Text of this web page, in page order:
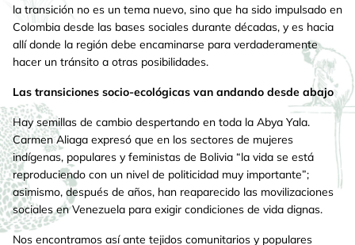
la transición no es un tema nuevo, sino que ha sido impulsado en
Colombia desde las bases sociales durante décadas, y es hacia
allí donde la región debe encaminarse para verdaderamente
hacer un tránsito a otras posibilidades.
Las transiciones socio-ecológicas van andando desde abajo
Hay semillas de cambio despertando en toda la Abya Yala.
Carmen Aliaga expresó que en los sectores de mujeres
indígenas, populares y feministas de Bolivia “la vida se está
reproduciendo con un nivel de politicidad muy importante”;
asimismo, después de años, han reaparecido las movilizaciones
sociales en Venezuela para exigir condiciones de vida dignas.
Nos encontramos así ante tejidos comunitarios y populares